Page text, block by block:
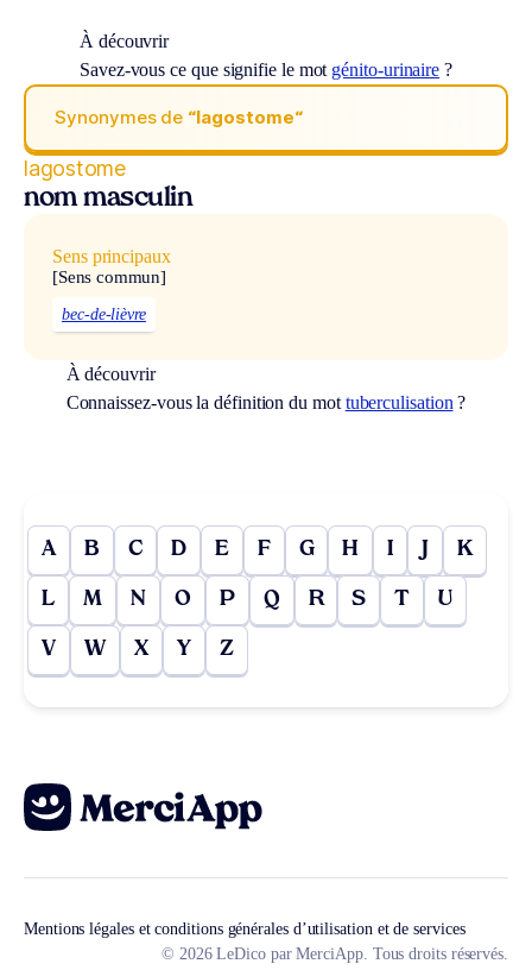
À découvrir
Savez-vous ce que signifie le mot génito-urinaire ?
Synonymes de “lagostome“
lagostome
nom masculin
Sens principaux
[Sens commun]
bec-de-lièvre
À découvrir
Connaissez-vous la définition du mot tuberculisation ?
A B C D E F G H I J K
L M N O P Q R S T U
V W X Y Z
Mentions légales et conditions générales d’utilisation et de services
© 2026 LeDico par MerciApp. Tous droits réservés.